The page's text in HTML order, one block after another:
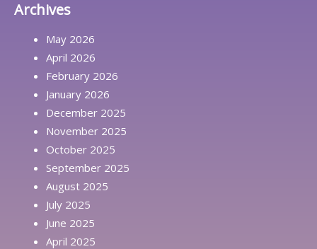
Archives
May 2026
April 2026
February 2026
January 2026
December 2025
November 2025
October 2025
September 2025
August 2025
July 2025
June 2025
April 2025